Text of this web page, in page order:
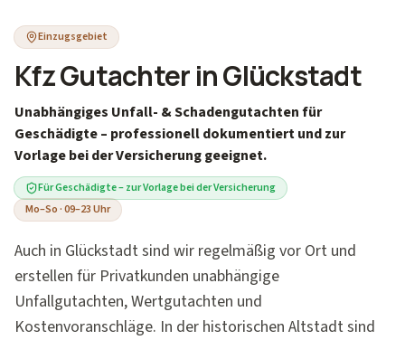
Einzugsgebiet
Kfz Gutachter in Glückstadt
Unabhängiges Unfall- & Schadengutachten für
Geschädigte – professionell dokumentiert und zur
Vorlage bei der Versicherung geeignet.
Für Geschädigte – zur Vorlage bei der Versicherung
Mo–So · 09–23 Uhr
Auch in Glückstadt sind wir regelmäßig vor Ort und
erstellen für Privatkunden unabhängige
Unfallgutachten, Wertgutachten und
Kostenvoranschläge. In der historischen Altstadt sind